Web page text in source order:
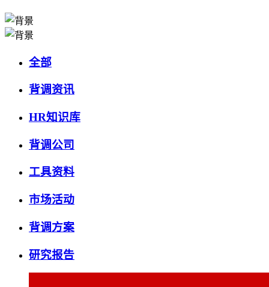
全部
背调资讯
HR知识库
背调公司
工具资料
市场活动
背调方案
研究报告